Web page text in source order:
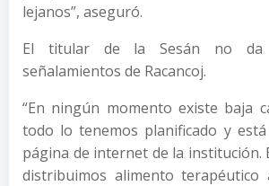
lejanos”, aseguró.
El titular de la Sesán no
señalamientos de Racancoj.
“En ningún momento existe baja
todo lo tenemos planificado y
página de internet de la institución.
distribuimos alimento